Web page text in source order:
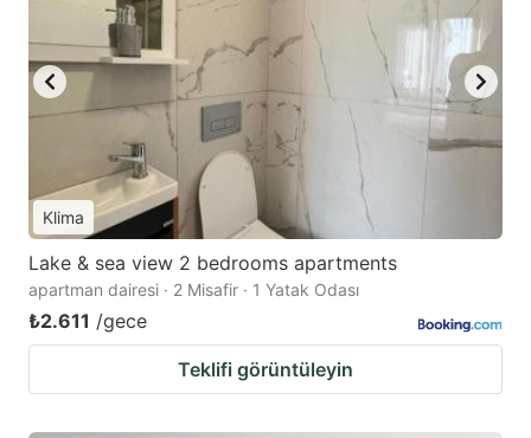
Klima
Lake & sea view 2 bedrooms apartments
apartman dairesi · 2 Misafir · 1 Yatak Odası
₺2.611 /gece
Teklifi görüntüleyin